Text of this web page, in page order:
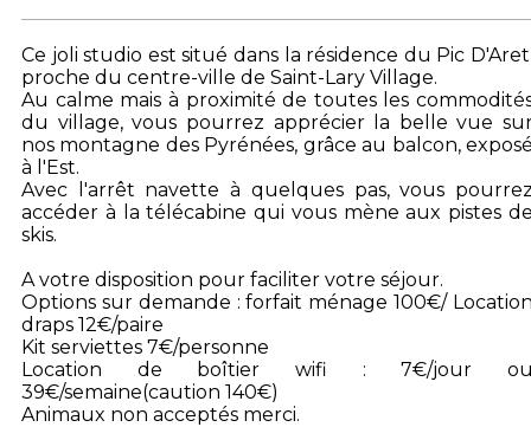
Ce joli studio est situé dans la résidence du Pic
proche du centre-ville de Saint-Lary Village.
Au calme mais à proximité de toutes les
du village, vous pourrez apprécier la belle vue
nos montagne des Pyrénées, grâce au balcon,
à l'Est.
Avec l'arrêt navette à quelques pas, vous
accéder à la télécabine qui vous mène aux pistes
skis.
A votre disposition pour faciliter votre séjour.
Options sur demande : forfait ménage 100€/
draps 12€/paire
Kit serviettes 7€/personne
Location de boîtier wifi : 7€/jour
39€/semaine(caution 140€)
Animaux non acceptés merci.